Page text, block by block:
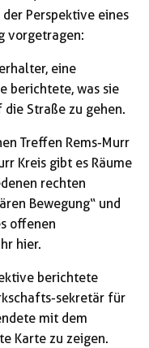
Perspektive eines
vorgetragen:
eine
berichtete, was sie
Straße zu gehen.
Treffen Rems-Murr
Kreis gibt es Räume
rechten
Bewegung“ und
offenen
hier.
berichtete
sekretär für
mit dem
Karte zu zeigen.